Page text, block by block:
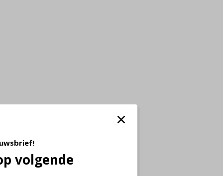
volgende